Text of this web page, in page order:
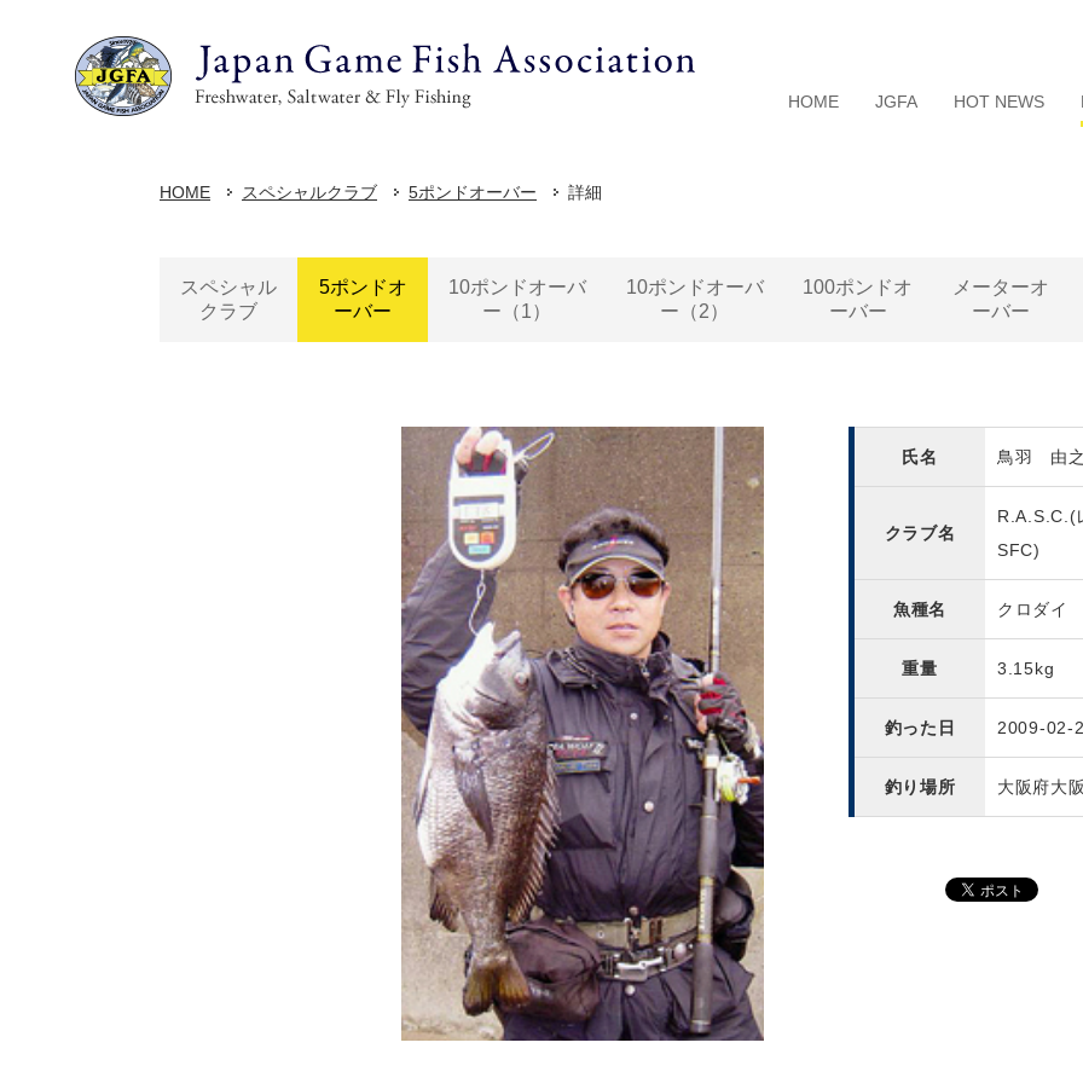
HOME JGFA HOT NEWS
HOME スペシャルクラブ 5ポンドオーバー 詳細
スペシャル
クラブ
5ポンドオ
ーバー
10ポンドオーバ
ー（1）
10ポンドオーバ
ー（2）
100ポンドオ
ーバー
メーターオ
ーバー
氏名 鳥羽 由之
クラブ名
R.A.S.C.(
SFC)
魚種名 クロダイ
重量 3.15kg
釣った日 2009-02-
釣り場所 大阪府大